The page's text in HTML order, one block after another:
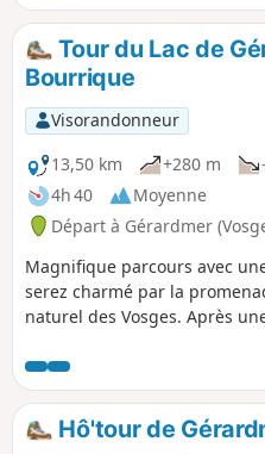
Tour du Lac de
Bourrique
Visorandonneur
13,50 km
+280 m
4h 40
Moyenne
Départ à Gérardmer
Magnifique parcours avec
serez charmé par la
naturel des Vosges. Après
la beauté naturelle du site du
suivant le Ruisseau du
ponts, vous retrouverez le
boucle.Hô'tour de